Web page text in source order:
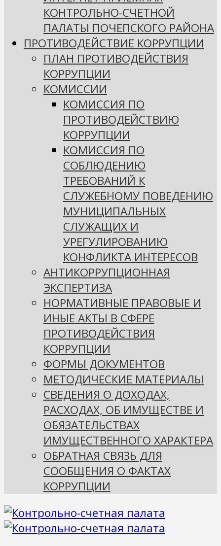
КОНТРОЛЬНО-СЧЕТНОЙ
ПАЛАТЫ ПОЧЕПСКОГО РАЙОНА
ПРОТИВОДЕЙСТВИЕ КОРРУПЦИИ
ПЛАН ПРОТИВОДЕЙСТВИЯ
КОРРУПЦИИ
КОМИССИИ
КОМИССИЯ ПО
ПРОТИВОДЕЙСТВИЮ
КОРРУПЦИИ
КОМИССИЯ ПО
СОБЛЮДЕНИЮ
ТРЕБОВАНИЙ К
СЛУЖЕБНОМУ ПОВЕДЕНИЮ
МУНИЦИПАЛЬНЫХ
СЛУЖАЩИХ И
УРЕГУЛИРОВАНИЮ
КОНФЛИКТА ИНТЕРЕСОВ
АНТИКОРРУПЦИОННАЯ
ЭКСПЕРТИЗА
НОРМАТИВНЫЕ ПРАВОВЫЕ И
ИНЫЕ АКТЫ В СФЕРЕ
ПРОТИВОДЕЙСТВИЯ
КОРРУПЦИИ
ФОРМЫ ДОКУМЕНТОВ
МЕТОДИЧЕСКИЕ МАТЕРИАЛЫ
СВЕДЕНИЯ О ДОХОДАХ,
РАСХОДАХ, ОБ ИМУЩЕСТВЕ И
ОБЯЗАТЕЛЬСТВАХ
ИМУЩЕСТВЕННОГО ХАРАКТЕРА
ОБРАТНАЯ СВЯЗЬ ДЛЯ
СООБЩЕНИЯ О ФАКТАХ
КОРРУПЦИИ